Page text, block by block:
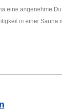
eine angenehme
in einer Sauna